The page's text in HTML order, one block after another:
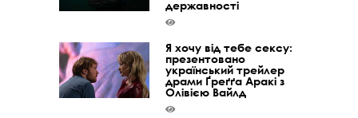
державності
Я хочу від тебе сексу:
презентовано
український трейлер
драми Ґреґґа Аракі з
Олівією Вайлд